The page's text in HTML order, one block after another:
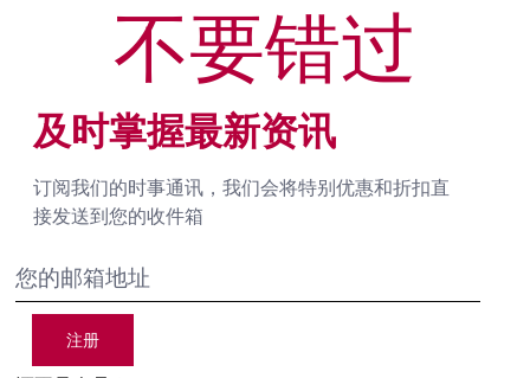
及时掌握最新资讯
订阅我们的时事通讯，我们会将特别优惠和折扣直
接发送到您的收件箱
注册
不要错过